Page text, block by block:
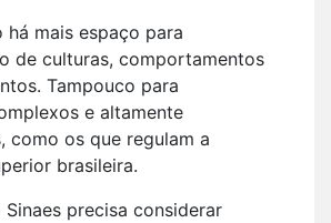
há mais espaço para
de culturas, comportamentos
Tampouco para
e altamente
como os que regulam a
brasileira.
precisa considerar